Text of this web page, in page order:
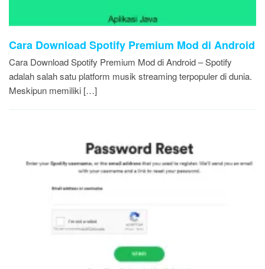
Cara Download Spotify Premium Mod di Android
Cara Download Spotify Premium Mod di Android – Spotify
adalah salah satu platform musik streaming terpopuler di dunia.
Meskipun memiliki […]